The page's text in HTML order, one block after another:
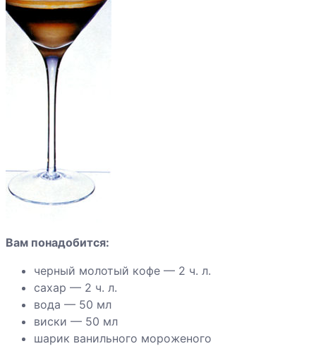
"Сладкий сон"
Коктейль
"Замерзшая
Вам понадобится:
черный молотый кофе — 2 ч. л.
сахар — 2 ч. л.
вода — 50 мл
виски — 50 мл
шарик ванильного мороженого